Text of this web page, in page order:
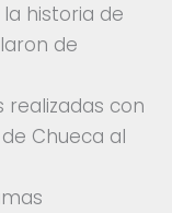
historia de
de
realizadas con
Chueca al